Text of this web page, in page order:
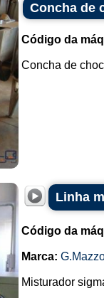
Concha de
Código da
Concha de
Linha
Código da
Marca:
Misturador